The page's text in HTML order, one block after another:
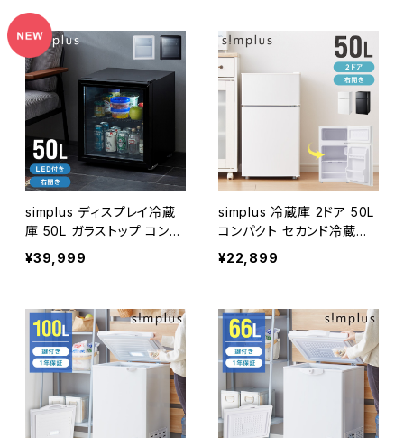
度調整可 冷凍冷蔵庫 キッ
チン家電 simplus シンプラ
ス SP-60NLD2
節 おしゃれ 一人暮らし シ
ンプラス SP-98DSL
simplus ディスプレイ冷蔵
庫 50L ガラストップ コンプ
レッサー式 温度設定0-1
0℃ 1ドア LEDライト 右開き
節 おしゃれ 一人暮らし シ
ンプラス SP-50DSL
¥39,999
simplus 冷蔵庫 2ドア 50L
コンパクト セカンド冷蔵庫
一人暮らし オフィス 右開き
新生活 コンパクト 温度調
2 シンプラス
¥22,899